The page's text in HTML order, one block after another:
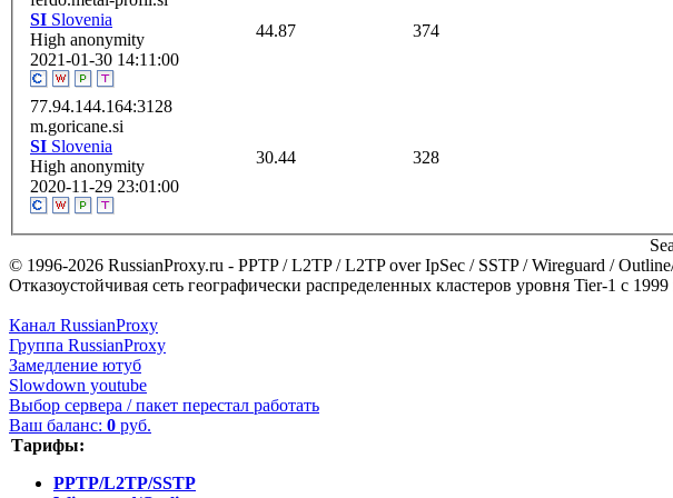
SI Slovenia
High anonymity
2021-01-30 14:11:00
44.87 374
77.94.144.164:3128
m.goricane.si
SI Slovenia
High anonymity
2020-11-29 23:01:00
30.44 328
© 1996-2026 RussianProxy.ru - PPTP / L2TP / L2TP over IpSec / SSTP / Wireguard /
Отказоустойчивая сеть географически распределенных кластеров уровня Tier-1 с 1999
Канал RussianProxy
Группа RussianProxy
Замедление ютуб
Slowdown youtube
Выбор сервера / пакет перестал работать
Ваш баланс: 0 руб.
Тарифы:
PPTP/L2TP/SSTP